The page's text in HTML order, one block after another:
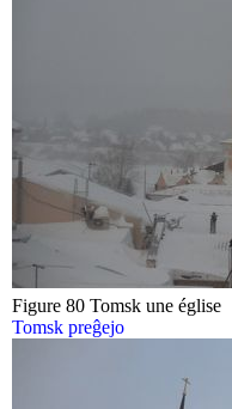
Figure 80 Tomsk une église
Tomsk preĝejo